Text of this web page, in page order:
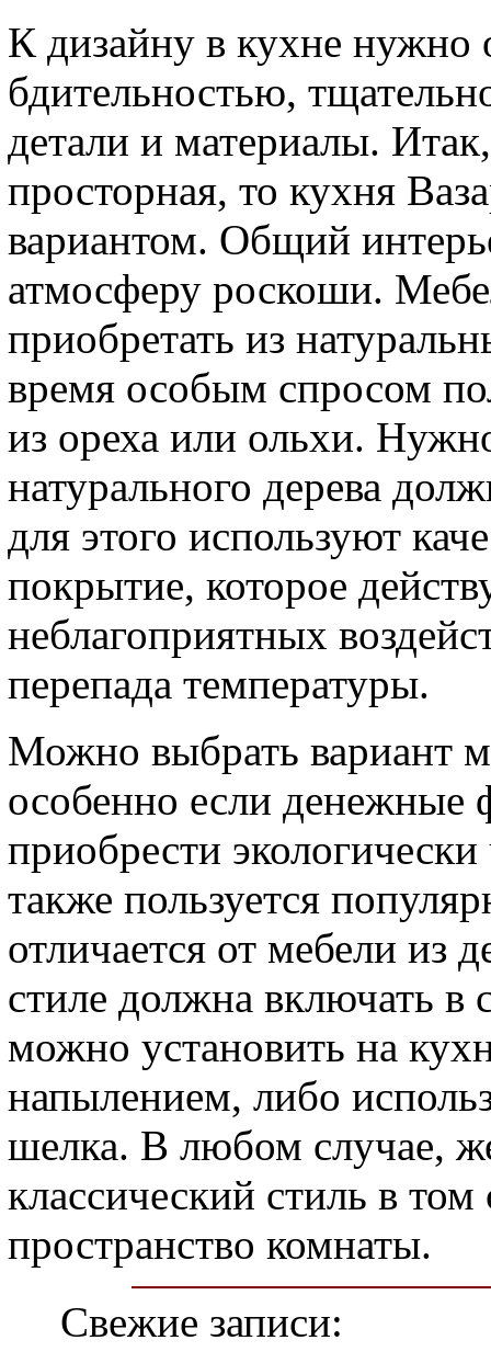
К дизайну в кухне нужно
бдительностью,
детали и материалы.
просторная, то кухня
вариантом. Общий
атмосферу роскоши.
приобретать из
время особым спросом
из ореха или ольхи.
натурального дерева
для этого используют
покрытие, которое
неблагоприятных
перепада температуры.
Можно выбрать вариант
особенно если денежные
приобрести
также пользуется
отличается от мебели из
стиле должна включать в
можно установить на
напылением, либо
шелка. В любом случае,
классический стиль в
пространство комнаты.
Свежие записи: